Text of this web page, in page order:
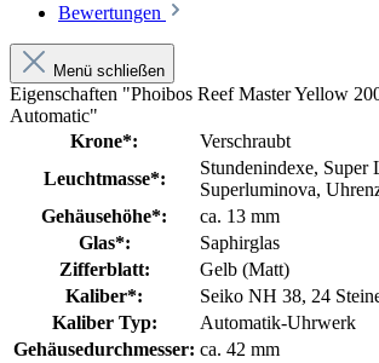
Bewertungen
Menü schließen
Eigenschaften "Phoibos Reef Master Yellow
Automatic"
Krone*:
Verschraubt
Leuchtmasse*:
Stundenindexe, Super
Superluminova,
Gehäusehöhe*:
ca. 13 mm
Glas*:
Saphirglas
Zifferblatt:
Gelb (Matt)
Kaliber*:
Seiko NH 38, 24
Kaliber Typ:
Automatik-Uhrwerk
Gehäusedurchmesser: ca. 42 mm